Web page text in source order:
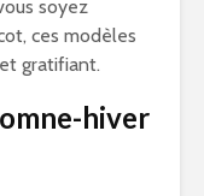
soyez
ces modèles
gratifiant.
hiver